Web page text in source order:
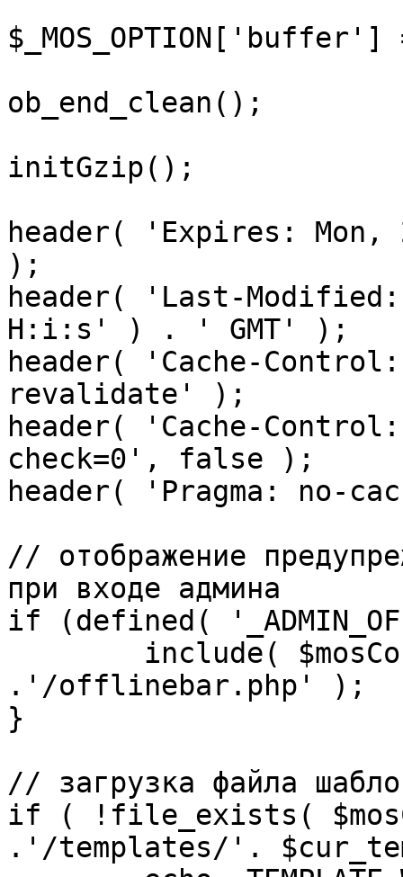
ob_end_clean();
initGzip();
header( 'Expires: Mon,
);
header( 'Last-
H:i:s' ) . ' GMT' );
header( 'Cache-
revalidate' );
header( 'Cache-
check=0', false );
header( 'Pragma: no-
// отображение
при входе админа
if (defined(
.'/offlinebar.php' );
}
// загрузка файла
if ( !file_exists(
.'/templates/'.